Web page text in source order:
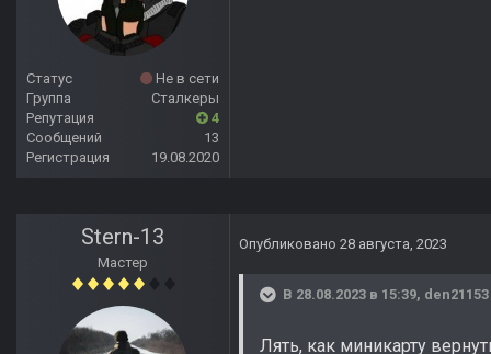
Статус
Не в сети
Группа
Сталкеры
Репутация
4
Сообщений
13
Регистрация
19.08.2020
Stern-13
Мастер
Опубликовано 28 августа, 2023
В 28.08.2023 в 15:39, den21153
Лять, как миникарту